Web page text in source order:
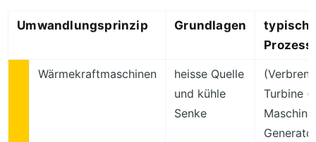
Umwandlungsprinzip Grundlagen
Wärmekraftmaschinen
heisse Quelle
und kühle
Senke
Turbine